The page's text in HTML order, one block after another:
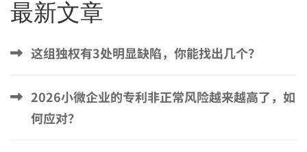
最新文章
这组独权有3处明显缺陷，你能找出几个？
2026小微企业的专利非正常风险越来越高了，如
何应对？